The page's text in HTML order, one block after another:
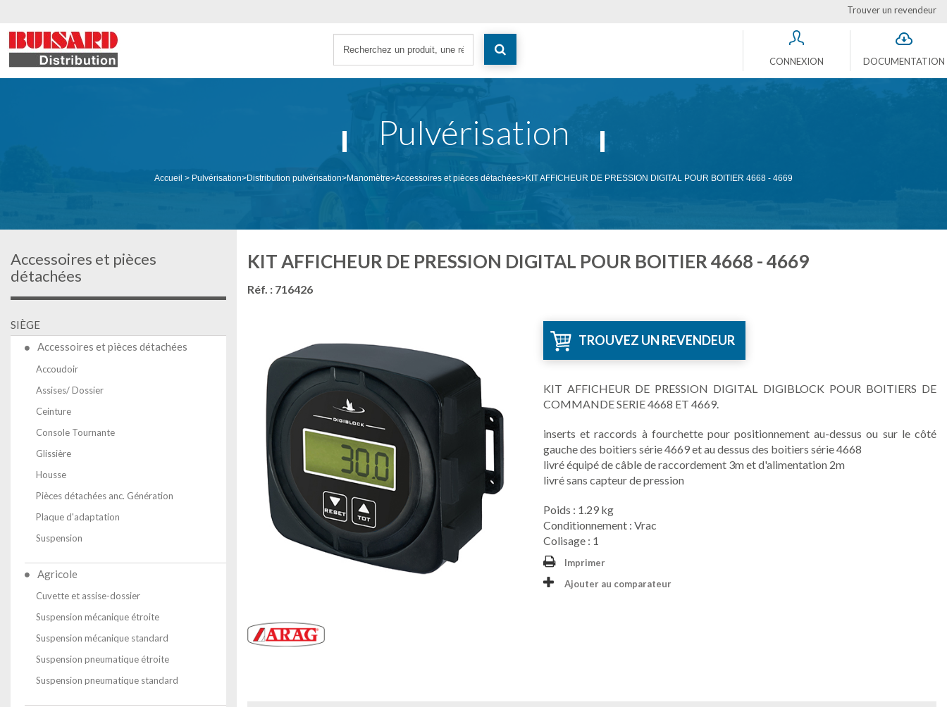
Trouver un revendeur
CONNEXION DOCUMENTATION
Pulvérisation
Accueil > Pulvérisation>Distribution pulvérisation>Manomètre>Accessoires et pièces détachées>KIT AFFICHEUR DE PRESSION DIGITAL POUR BOITIER 4668 - 4669
Accessoires et pièces
détachées
SIÈGE
Accessoires et pièces détachées
Accoudoir
Assises/ Dossier
Ceinture
Console Tournante
Glissière
Housse
Pièces détachées anc. Génération
Plaque d'adaptation
Suspension
Agricole
Cuvette et assise-dossier
Suspension mécanique étroite
Suspension mécanique standard
Suspension pneumatique étroite
Suspension pneumatique standard
KIT AFFICHEUR DE PRESSION DIGITAL POUR BOITIER 4668 - 4669
Réf. : 716426
TROUVEZ UN REVENDEUR
KIT AFFICHEUR DE PRESSION DIGITAL DIGIBLOCK POUR BOITIERS DE
COMMANDE SERIE 4668 ET 4669.
inserts et raccords à fourchette pour positionnement au-dessus ou sur le côté
gauche des boitiers série 4669 et au dessus des boitiers série 4668
livré équipé de câble de raccordement 3m et d'alimentation 2m
livré sans capteur de pression
Poids : 1.29 kg
Conditionnement : Vrac
Colisage : 1
Imprimer
Ajouter au comparateur